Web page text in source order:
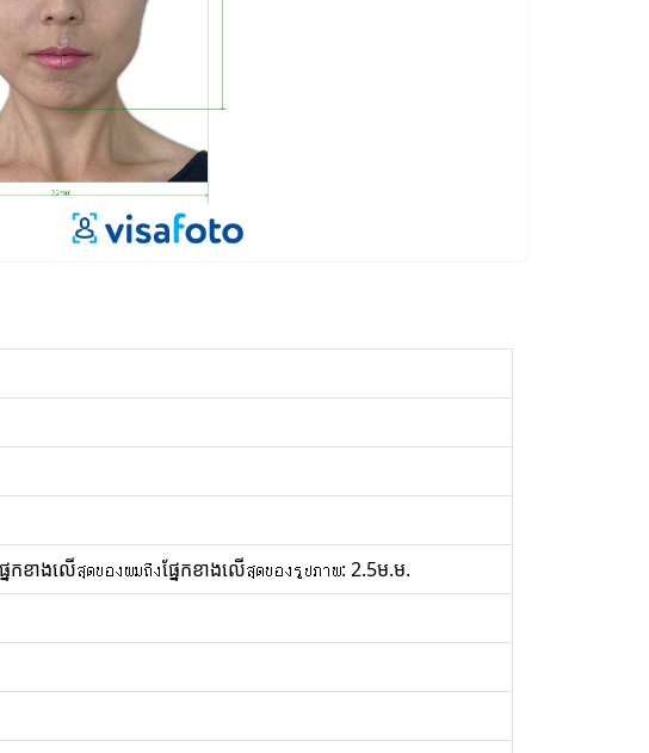
ខាងលើสุดของผมถึงផ្នែកខាងលើสุดของรูปภาพ: 2.5ម.ម.